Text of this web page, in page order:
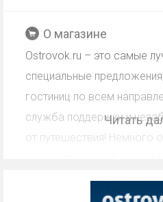
О магазине
Ostrovok.ru – это самые
специальные
гостиниц по всем
служба поддержки и
от путешествия! Немного
000 отелей по всему миру.
заключается в обширной
Читать